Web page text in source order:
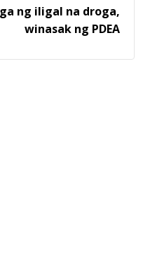
ng iligal na droga,
winasak ng PDEA